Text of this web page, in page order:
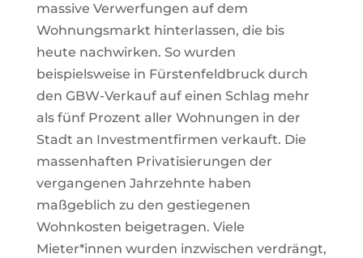
massive Verwerfungen auf dem
Wohnungsmarkt hinterlassen, die bis
heute nachwirken. So wurden
beispielsweise in Fürstenfeldbruck durch
den GBW-Verkauf auf einen Schlag mehr
als fünf Prozent aller Wohnungen in der
Stadt an Investmentfirmen verkauft. Die
massenhaften Privatisierungen der
vergangenen Jahrzehnte haben
maßgeblich zu den gestiegenen
Wohnkosten beigetragen. Viele
Mieter*innen wurden inzwischen verdrängt,